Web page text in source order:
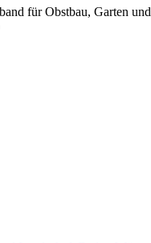
für Obstbau, Garten und